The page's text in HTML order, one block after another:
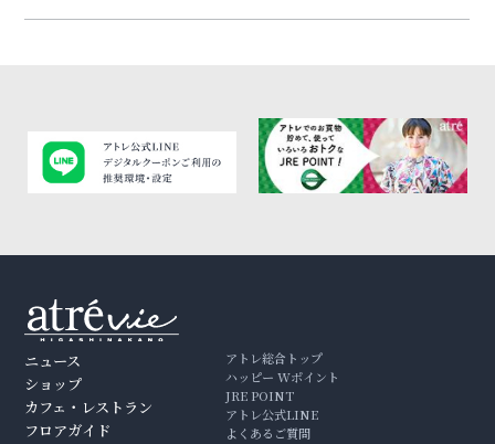
ニュース
ショップ
カフェ・レストラン
フロアガイド
アトレ総合トップ
ハッピー Wポイント
JRE POINT
アトレ公式LINE
よくあるご質問